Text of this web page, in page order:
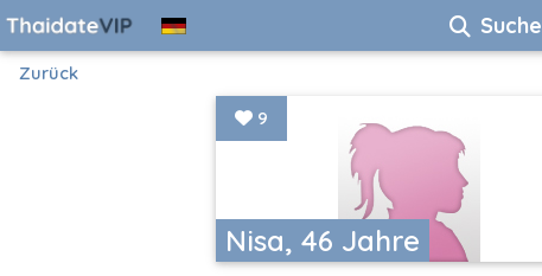
Suche
Zurück
Nisa, 46 Jahre
9